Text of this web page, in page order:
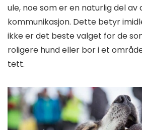
ule, noe som er en naturlig del av
kommunikasjon. Dette betyr
ikke er det beste valget for de
roligere hund eller bor i et
tett.